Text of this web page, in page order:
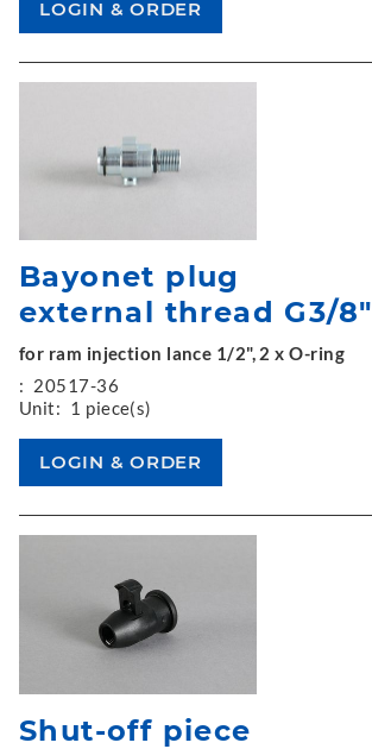
Bayonet plug
external thread G3/8"
for ram injection lance 1/2", 2 x O-ring
: 20517-36
Unit: 1 piece(s)
Shut-off piece